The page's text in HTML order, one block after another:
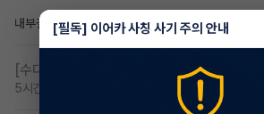
내부결재5시간 전조회 810댓글 1
[수다방] 저신용 무심사 or 신차 렌트 찾으시
5시간 전
[필독] 이어카 사칭 사기 주의 안내